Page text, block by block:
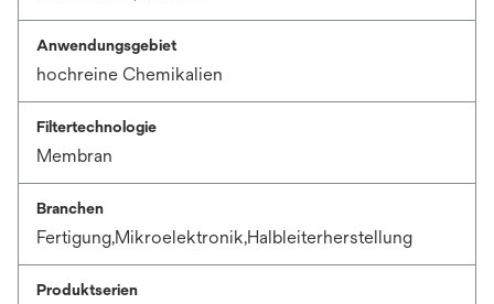
Anwendungsgebiet
hochreine Chemikalien
Filtertechnologie
Membran
Branchen
Fertigung,Mikroelektronik,Halbleiterherstellung
Produktserien